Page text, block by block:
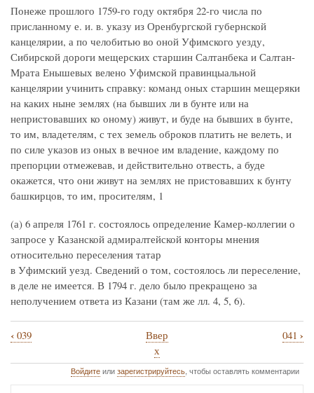
Понеже прошлого 1759-го году октября 22-го числа по
присланному е. и. в. указу из Оренбургской губернской
канцелярии, а по челобитью во оной Уфимского уезду,
Сибирской дороги мещерских старшин Салтанбека и Салтан-
Мрата Енышевых велено Уфимской правинцыальной
канцелярии учинить справку: команд оных старшин мещеряки
на каких ныне землях (на бывших ли в бунте или на
непристовавших ко оному) живут, и буде на бывших в бунте,
то им, владетелям, с тех земель оброков платить не велеть, и
по силе указов из оных в вечное им владение, каждому по
препорции отмежевав, и действительно отвесть, а буде
окажется, что они живут на землях не пристовавших к бунту
башкирцов, то им, просителям, 1
(а) 6 апреля 1761 г. состоялось определение Камер-коллегии о
запросе у Казанской адмиралтейской конторы мнения
относительно переселения татар
в Уфимский уезд. Сведений о том, состоялось ли переселение,
в деле не имеется. В 1794 г. дело было прекращено за
неполучением ответа из Казани (там же лл. 4, 5, 6).
Перекрёстные
ссылки
книги
‹ 039
Ввер
х
041 ›
Войдитеилизарегистрируйтесь, чтобы оставлять комментарии